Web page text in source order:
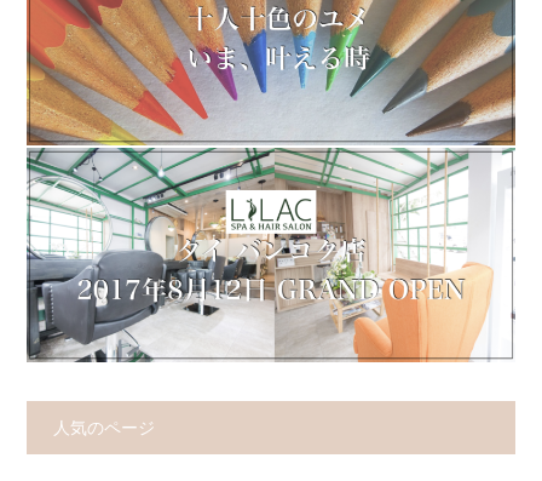
人気のページ